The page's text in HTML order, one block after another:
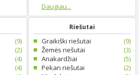
Daugiau...
(9)
(2)
(4)
(4)
Riešutai
Graikiški riešutai
(9)
Žemės riešutai
(3)
Anakardžiai
(5)
Pekan riešutai
(2)